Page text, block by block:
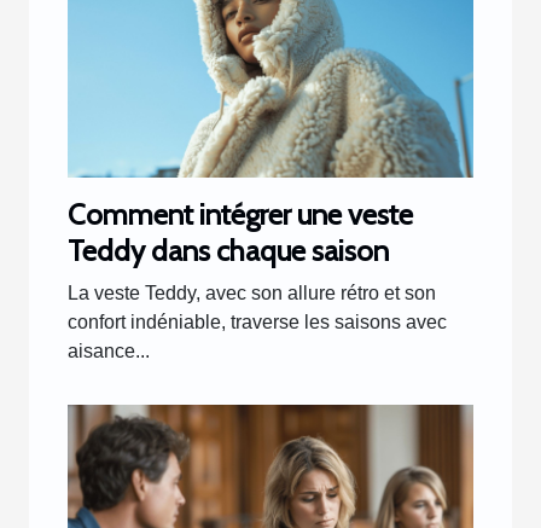
Comment intégrer une veste
Teddy dans chaque saison
La veste Teddy, avec son allure rétro et son
confort indéniable, traverse les saisons avec
aisance...